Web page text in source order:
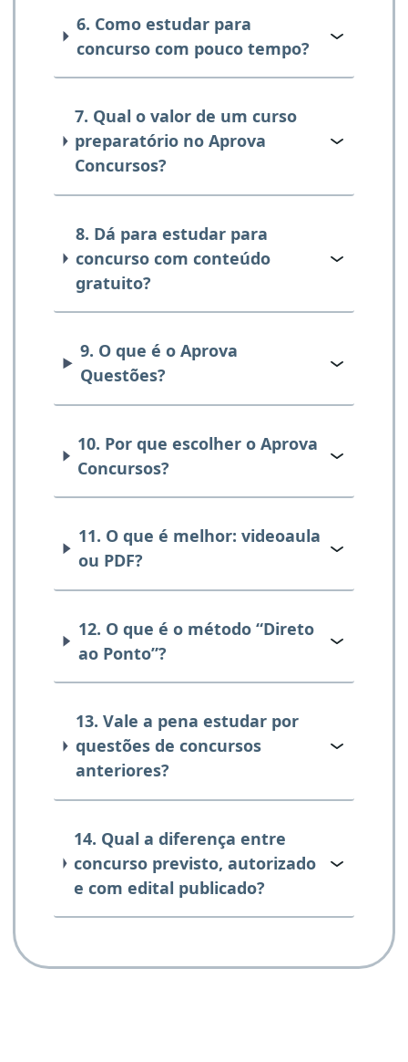
6. Como estudar para
concurso com pouco tempo?
7. Qual o valor de um curso
preparatório no Aprova
Concursos?
8. Dá para estudar para
concurso com conteúdo
gratuito?
9. O que é o Aprova
Questões?
10. Por que escolher o Aprova
Concursos?
11. O que é melhor: videoaula
ou PDF?
12. O que é o método “Direto
ao Ponto”?
13. Vale a pena estudar por
questões de concursos
anteriores?
14. Qual a diferença entre
concurso previsto, autorizado
e com edital publicado?